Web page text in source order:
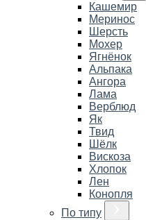
Кашемир
Меринос
Шерсть
Мохер
Ягнёнок
Альпака
Ангора
Лама
Верблюд
Як
Твид
Шёлк
Вискоза
Хлопок
Лен
Конопля
По типу